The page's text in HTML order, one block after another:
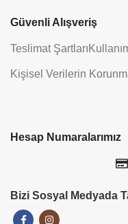
Güvenli Alışveriş
Teslimat Şartları
Kişisel Verilerin
Hesap Numaralarımız
Bizi Sosyal Medyada